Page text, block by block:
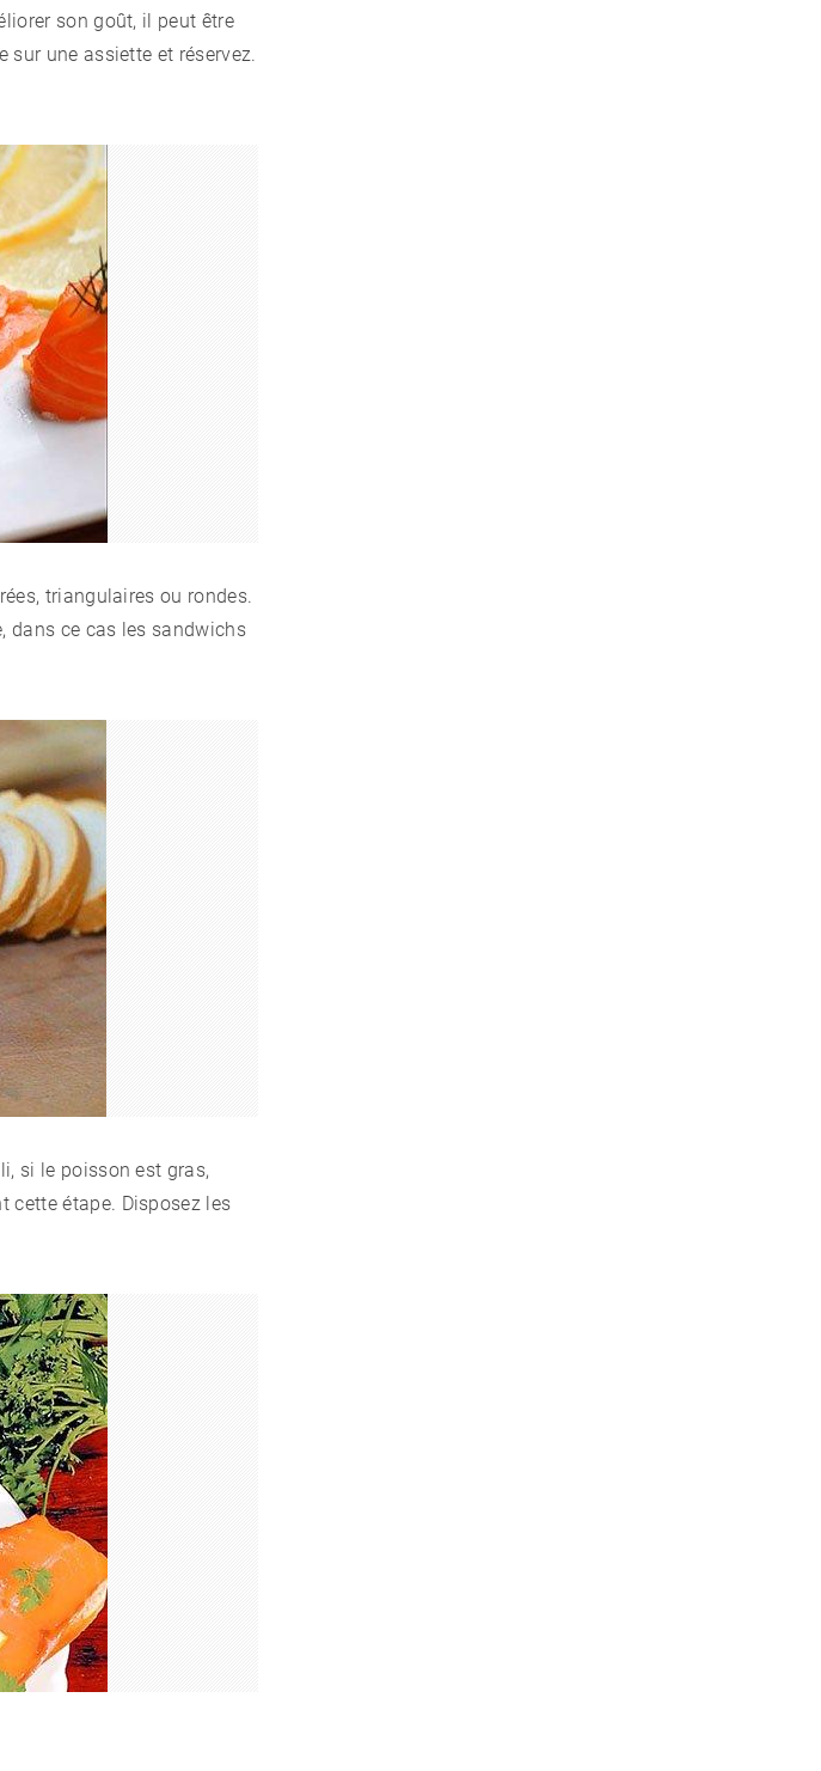
son goût, il peut être
sur une assiette et réservez.
triangulaires ou rondes.
dans ce cas les sandwichs
si le poisson est gras,
cette étape. Disposez les